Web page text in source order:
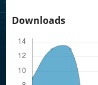
Downloads